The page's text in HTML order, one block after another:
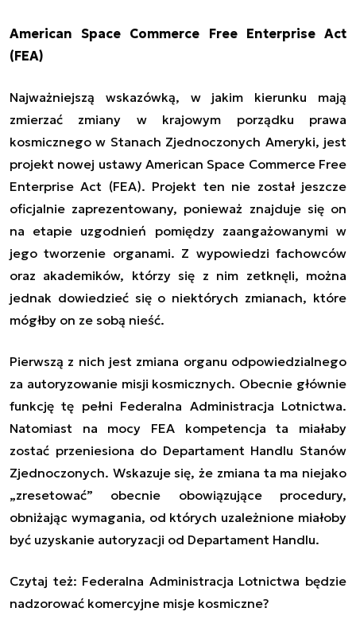
American Space Commerce Free Enterprise Act
(FEA)
Najważniejszą wskazówką, w jakim kierunku mają
zmierzać zmiany w krajowym porządku prawa
kosmicznego w Stanach Zjednoczonych Ameryki, jest
projekt nowej ustawy American Space Commerce Free
Enterprise Act (FEA). Projekt ten nie został jeszcze
oficjalnie zaprezentowany, ponieważ znajduje się on
na etapie uzgodnień pomiędzy zaangażowanymi w
jego tworzenie organami. Z wypowiedzi fachowców
oraz akademików, którzy się z nim zetknęli, można
jednak dowiedzieć się o niektórych zmianach, które
mógłby on ze sobą nieść.
Pierwszą z nich jest zmiana organu odpowiedzialnego
za autoryzowanie misji kosmicznych. Obecnie głównie
funkcję tę pełni Federalna Administracja Lotnictwa.
Natomiast na mocy FEA kompetencja ta miałaby
zostać przeniesiona do Departament Handlu Stanów
Zjednoczonych. Wskazuje się, że zmiana ta ma niejako
„zresetować” obecnie obowiązujące procedury,
obniżając wymagania, od których uzależnione miałoby
być uzyskanie autoryzacji od Departament Handlu.
Czytaj też: Federalna Administracja Lotnictwa będzie
nadzorować komercyjne misje kosmiczne?